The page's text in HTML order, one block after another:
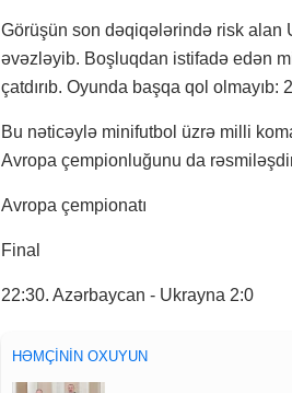
Görüşün son dəqiqələrində risk alan
əvəzləyib. Boşluqdan istifadə edən
çatdırıb. Oyunda başqa qol olmayıb:
Bu nəticəylə minifutbol üzrə milli
Avropa çempionluğunu da
Avropa çempionatı
Final
22:30. Azərbaycan - Ukrayna 2:0
HƏMÇININ OXUYUN